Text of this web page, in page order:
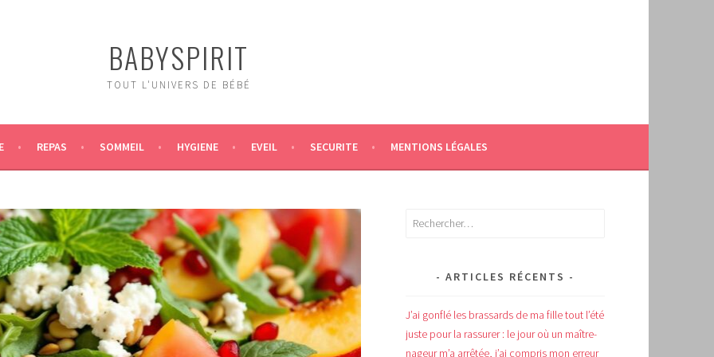
BABYSPIRIT
TOUT L'UNIVERS DE BÉBÉ
REPAS SOMMEIL HYGIENE EVEIL SECURITE MENTIONS LÉGALES
Rechercher :
ARTICLES RÉCENTS
J’ai gonflé les brassards de ma fille tout l’été
juste pour la rassurer : le jour où un maître-
nageur m’a arrêtée, j’ai compris mon erreur